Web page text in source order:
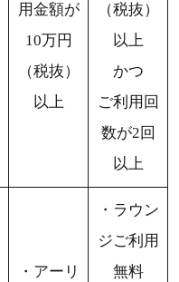
用金額が
10万円
（税抜）
以上
（税抜）
以上
かつ
ご利用回
数が2回
以上
・アーリ
・ラウン
ジご利用
無料